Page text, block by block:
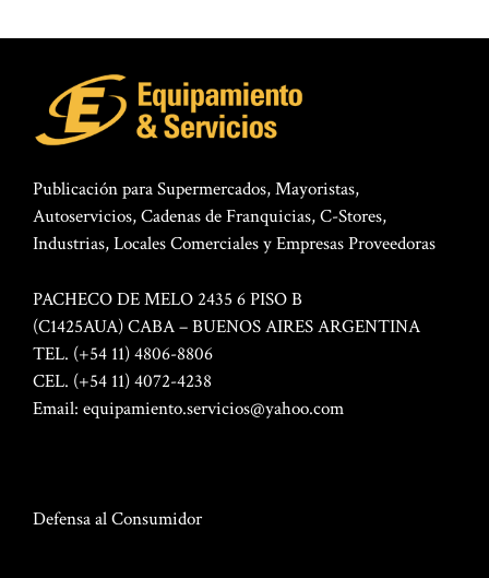
Publicación para Supermercados, Mayoristas,
Autoservicios, Cadenas de Franquicias, C-Stores,
Industrias, Locales Comerciales y Empresas Proveedoras
PACHECO DE MELO 2435 6 PISO B
(C1425AUA) CABA – BUENOS AIRES ARGENTINA
TEL. (+54 11) 4806-8806
CEL. (+54 11) 4072-4238
Email: equipamiento.servicios@yahoo.com
Defensa al Consumidor